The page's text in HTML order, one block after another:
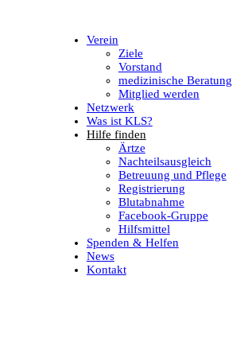
Verein
Ziele
Vorstand
medizinische Beratung
Mitglied werden
Netzwerk
Was ist KLS?
Hilfe finden
Ärtze
Nachteilsausgleich
Betreuung und Pflege
Registrierung
Blutabnahme
Facebook-Gruppe
Hilfsmittel
Spenden & Helfen
News
Kontakt